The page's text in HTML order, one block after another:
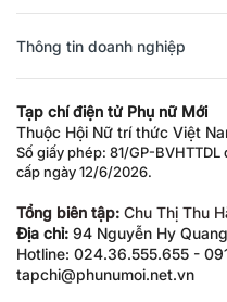
Thông tin doanh nghiệp
Tạp chí điện tử Phụ nữ Mới
Thuộc Hội Nữ trí thức Việt
Số giấy phép: 81/GP-
cấp ngày 12/6/2026.
Tổng biên tập: Chu Thị Thu
Địa chỉ: 94 Nguyễn Hy
Hotline: 024.36.555.655 -
tapchi@phunumoi.net.vn